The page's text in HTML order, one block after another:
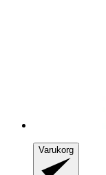
Varukorg